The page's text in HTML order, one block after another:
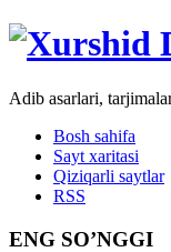
Adib asarlari,
Bosh sahifa
Sayt xaritasi
Qiziqarli saytlar
RSS
ENG SO’NGGI